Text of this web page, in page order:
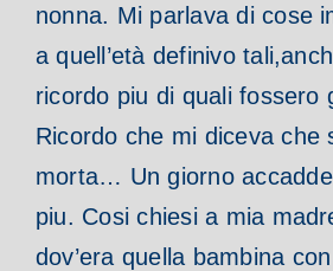
nonna. Mi parlava di cose
a quell’età definivo
ricordo piu di quali fossero
Ricordo che mi diceva che
morta… Un giorno
piu. Cosi chiesi a mia
dov’era quella bambina